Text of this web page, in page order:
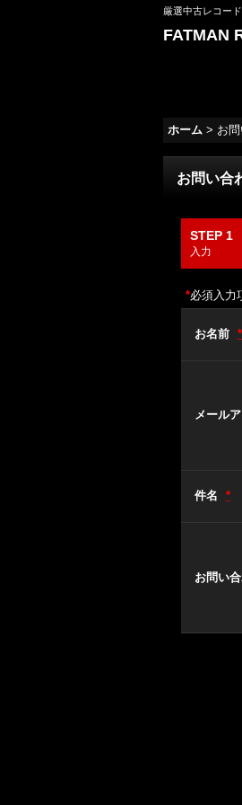
厳選中古レコー
FATMAN
ホーム > お
お問い合
STEP 1
入力
*必須入力
お名前 *
メール
件名 *
お問い